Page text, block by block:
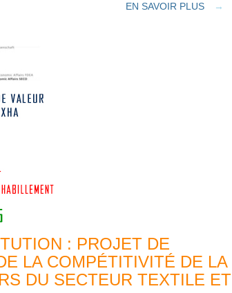
EN SAVOIR PLUS →
: PROJET DE
LA COMPÉTITIVITÉ DE LA
DU SECTEUR TEXTILE ET